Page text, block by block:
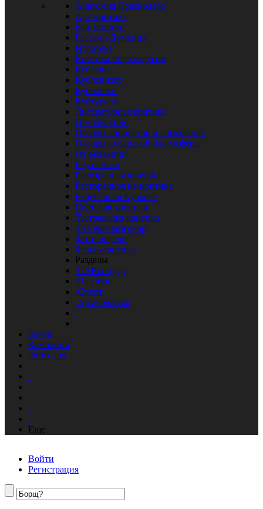
Анатомия Краснодара
Арт-критика
Бар-хоппинг
Глазами Думкина
Игротека
Критика под градусом
Куб.com
Кубловизор
Кублошки
Кубтуризм
Литературная критика
Обзоры кино
Обзоры концертов и спектаклей
Обзоры кубанской блогосферы
От редакции
Ред осмотр
Ресторанная критика
Ресторанная не-критика
Рецепты на Кублоге
Светская хроника
Театральная критика
ТоТ еще разговор
Фото недели
Фэшн-критика
Разделы
CARснодар
На связи
Спорт
Архитектура
Блоги
Компании
Фото дня
Еще
Войти
Регистрация